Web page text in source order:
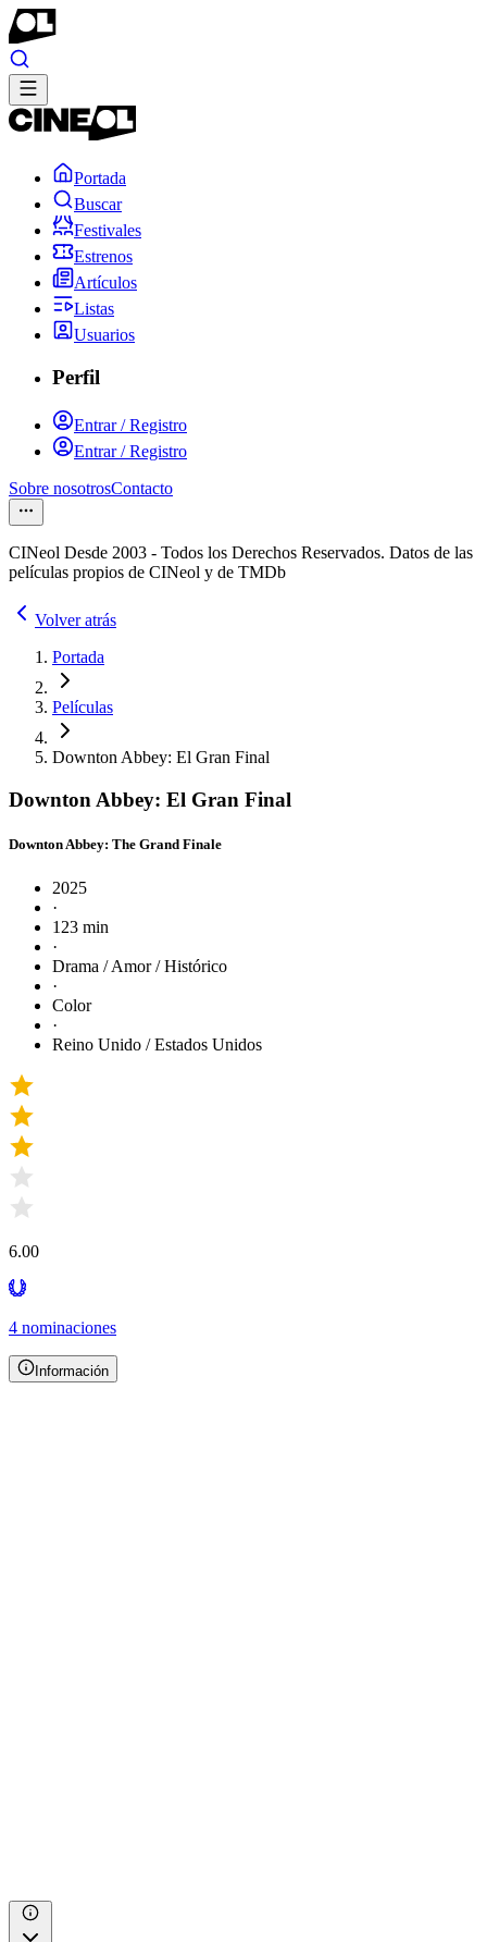
Portada
Buscar
Festivales
Estrenos
Artículos
Listas
Usuarios
Perfil
Entrar / Registro
Entrar / Registro
Sobre nosotrosContacto
CINeol Desde 2003 - Todos los Derechos Reservados. Datos de las
películas propios de CINeol y de TMDb
Volver atrás
Portada
Películas
Downton Abbey: El Gran Final
Downton Abbey: El Gran Final
Downton Abbey: The Grand Finale
2025
·
123 min
·
Drama / Amor / Histórico
·
Color
·
Reino Unido / Estados Unidos
6.00
4 nominaciones
Información